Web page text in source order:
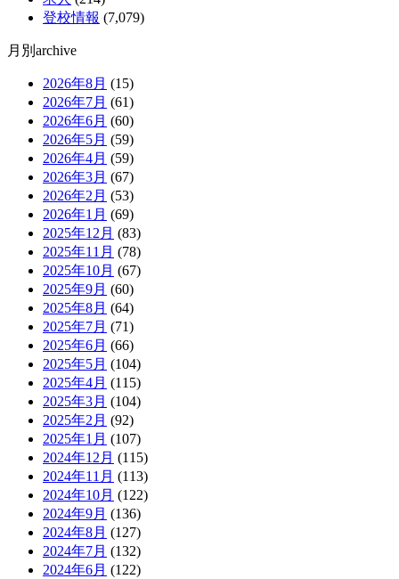
登校情報 (7,079)
月別archive
2026年8月 (15)
2026年7月 (61)
2026年6月 (60)
2026年5月 (59)
2026年4月 (59)
2026年3月 (67)
2026年2月 (53)
2026年1月 (69)
2025年12月 (83)
2025年11月 (78)
2025年10月 (67)
2025年9月 (60)
2025年8月 (64)
2025年7月 (71)
2025年6月 (66)
2025年5月 (104)
2025年4月 (115)
2025年3月 (104)
2025年2月 (92)
2025年1月 (107)
2024年12月 (115)
2024年11月 (113)
2024年10月 (122)
2024年9月 (136)
2024年8月 (127)
2024年7月 (132)
2024年6月 (122)